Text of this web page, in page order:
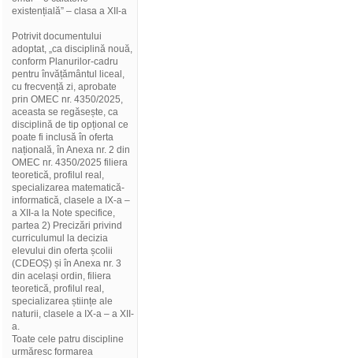
existențială” – clasa a XII-a
Potrivit documentului
adoptat, „ca disciplină nouă,
conform Planurilor-cadru
pentru învățământul liceal,
cu frecvență zi, aprobate
prin OMEC nr. 4350/2025,
aceasta se regăsește, ca
disciplină de tip opțional ce
poate fi inclusă în oferta
națională, în Anexa nr. 2 din
OMEC nr. 4350/2025 filiera
teoretică, profilul real,
specializarea matematică-
informatică, clasele a IX-a –
a XII-a la Note specifice,
partea 2) Precizări privind
curriculumul la decizia
elevului din oferta școlii
(CDEOȘ) și în Anexa nr. 3
din același ordin, filiera
teoretică, profilul real,
specializarea științe ale
naturii, clasele a IX-a – a XII-
a.
Toate cele patru discipline
urmăresc formarea